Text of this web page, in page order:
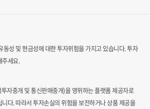
동성 및 현금성에 대한 투자위험을 가지고 있습니다.투자
주세요.
자중개 및 통신판매중개)을 영위하는 플랫폼 제공자로
다. 따라서 투자손실의 위험을 보전하거나 상품 제공을